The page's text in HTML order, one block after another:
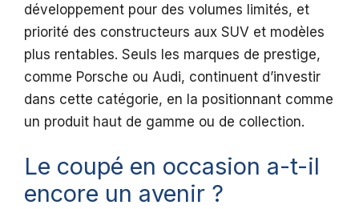
développement pour des volumes limités, et
priorité des constructeurs aux SUV et modèles
plus rentables. Seuls les marques de prestige,
comme Porsche ou Audi, continuent d’investir
dans cette catégorie, en la positionnant comme
un produit haut de gamme ou de collection.
Le coupé en occasion a-t-il
encore un avenir ?